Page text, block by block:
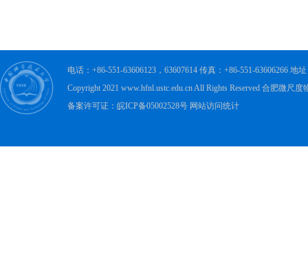
电话：+86-551-63606123，63607614 传真：+86-551-63606266 地
Copyright 2021 www.hfnl.ustc.edu.cn All Rights Reserved 合肥微尺
备案许可证：皖ICP备05002528号 网站访问统计